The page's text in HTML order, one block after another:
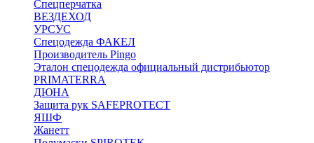
Спецперчатка
ВЕЗДЕХОД
УРСУС
Спецодежда ФАКЕЛ
Производитель Pingo
Эталон спецодежда официальный дистрибьютор
PRIMATERRA
ДЮНА
Защита рук SAFEPROTECT
ЯШФ
Жанетт